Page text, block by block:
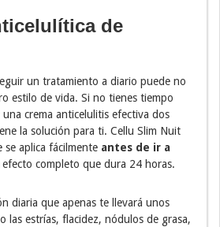
de
un tratamiento a diario puede no
estilo de vida. Si no tienes tiempo
crema anticelulitis efectiva dos
la solución para ti. Cellu Slim Nuit
aplica fácilmente antes de ir a
completo que dura 24 horas.
diaria que apenas te llevará unos
las estrías, flacidez, nódulos de grasa,